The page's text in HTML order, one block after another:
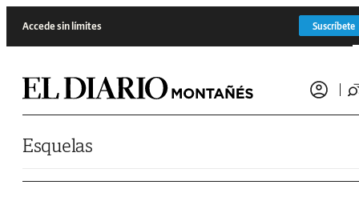
Accede sin límites Suscríbete
Esquelas